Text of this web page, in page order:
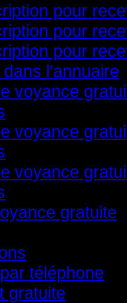
pour
pour
pour
l’annuaire
voyance
voyance
voyance
gratuite
téléphone
gratuite